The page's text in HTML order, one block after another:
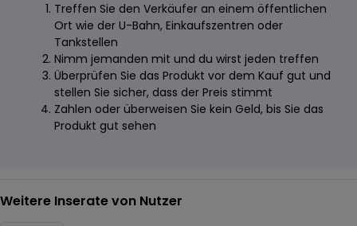
Treffen Sie den Verkäufer an einem öffentlichen
Ort wie der U-Bahn, Einkaufszentren oder
Tankstellen
Nimm jemanden mit und du wirst jeden treffen
Überprüfen Sie das Produkt vor dem Kauf gut und
stellen Sie sicher, dass der Preis stimmt
Zahlen oder überweisen Sie kein Geld, bis Sie das
Produkt gut sehen
Weitere Inserate von Nutzer